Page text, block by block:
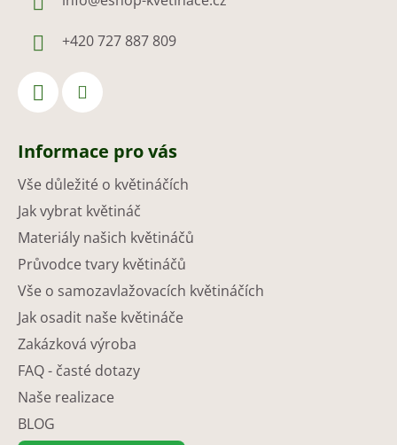
+420 727 887 809
Informace pro vás
Vše důležité o květináčích
Jak vybrat květináč
Materiály našich květináčů
Průvodce tvary květináčů
Vše o samozavlažovacích květináčích
Jak osadit naše květináče
Zakázková výroba
FAQ - časté dotazy
Naše realizace
BLOG